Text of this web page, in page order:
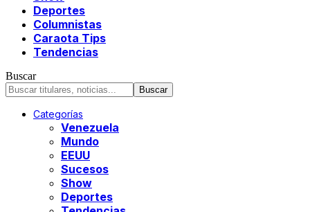
Deportes
Columnistas
Caraota Tips
Tendencias
Buscar
Categorías
Venezuela
Mundo
EEUU
Sucesos
Show
Deportes